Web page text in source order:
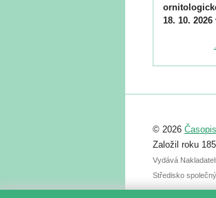
18. 10. 2026
Podrobnější
Registrovat
abstraktu
posteru je
© 2026
Založil roku
Vydává
Středisko